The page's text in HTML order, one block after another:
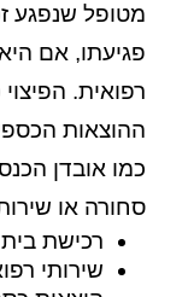
מטופל שנפגע
פגיעתו, אם
רפואית.
ההוצאות
כמו אובדן
סחורה או
רכישת בית
שירותי